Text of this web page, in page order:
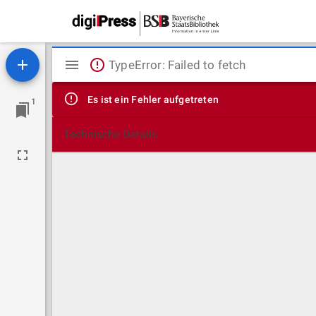
1
Mirador
Viewer
TypeError: Failed to fetch
Es ist ein Fehler aufgetreten
Technische Details